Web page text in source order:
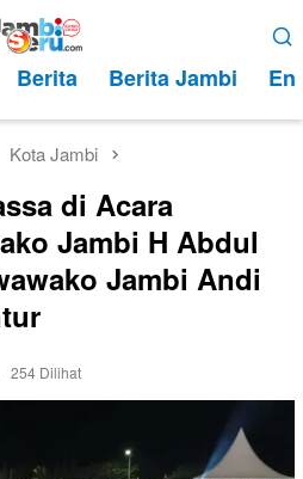
Berita Berita Jambi
Kota Jambi
di Acara
Jambi H Abdul
Jambi Andi
254 Dilihat